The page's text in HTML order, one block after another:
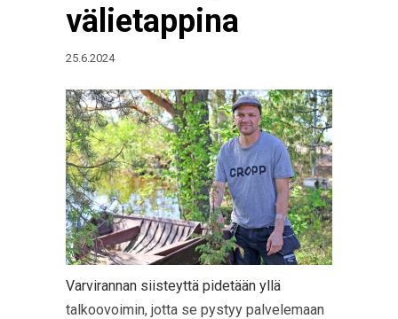
välietappina
25.6.2024
Varvirannan siisteyttä pidetään yllä
talkoovoimin, jotta se pystyy palvelemaan